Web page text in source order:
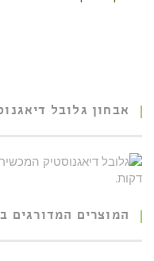
אבחון גלובל
המוצרים המדורגים